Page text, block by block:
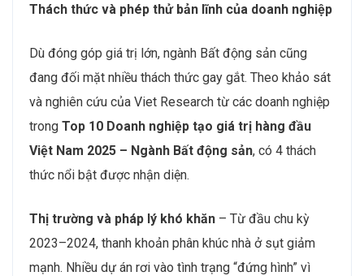
Thách thức và phép thử bản lĩnh của doanh nghiệp
Dù đóng góp giá trị lớn, ngành Bất động sản cũng
đang đối mặt nhiều thách thức gay gắt. Theo khảo sát
và nghiên cứu của Viet Research từ các doanh nghiệp
trong Top 10 Doanh nghiệp tạo giá trị hàng đầu
Việt Nam 2025 – Ngành Bất động sản, có 4 thách
thức nổi bật được nhận diện.
Thị trường và pháp lý khó khăn – Từ đầu chu kỳ
2023–2024, thanh khoản phân khúc nhà ở sụt giảm
mạnh. Nhiều dự án rơi vào tình trạng “đứng hình” vì